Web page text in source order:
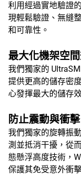
利用經過實地驗證
現輕鬆驗證、無縫
和可靠性。
最大化機架空
我們獨家的
提供更高的儲存密
心發揮最大的儲存
防止震動與衝擊
我們獨家的旋轉振
測並抵消干擾，從
態懸浮高度技術，
保護其免受意外衝